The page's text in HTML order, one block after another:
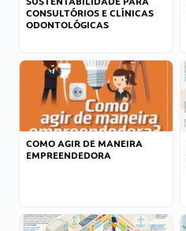
CONSULTÓRIOS E CLÍNICAS
ODONTOLÓGICAS
COMO AGIR DE MANEIRA
EMPREENDEDORA